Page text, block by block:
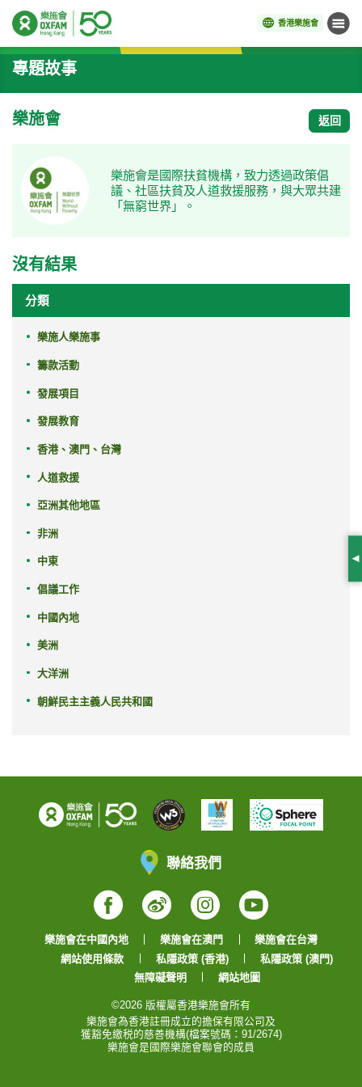
香港樂施會 目錄
開始主要內容
專題故事
樂施會 返回
樂施會是國際扶貧機構，致力透過政策倡
議、社區扶貧及人道救援服務，與大眾共建
「無窮世界」。
沒有結果
分類
樂施人樂施事
籌款活動
發展項目
發展教育
香港、澳門、台灣
人道救援
亞洲其他地區
非洲
中東
倡議工作
中國內地
美洲
大洋洲
朝鮮民主主義人民共和國
聯絡我們
Facebook
WeiboInstagram
YouTube
樂施會在中國內地 樂施會在澳門
樂施會在台灣
網站使用條款
私隱政策 (香港)
私隱政策 (澳門)
無障礙聲明
網站地圖
©2026 版權屬香港樂施會所有
樂施會為香港註冊成立的擔保有限公司及
獲豁免繳税的慈善機構(檔案號碼：91/2674)
樂施會是國際樂施會聯會的成員